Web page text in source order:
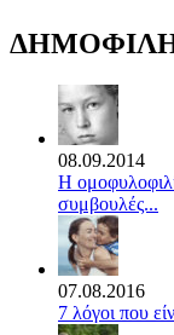
08.09.2014
Η
συμβουλές...
07.08.2016
7 λόγοι που